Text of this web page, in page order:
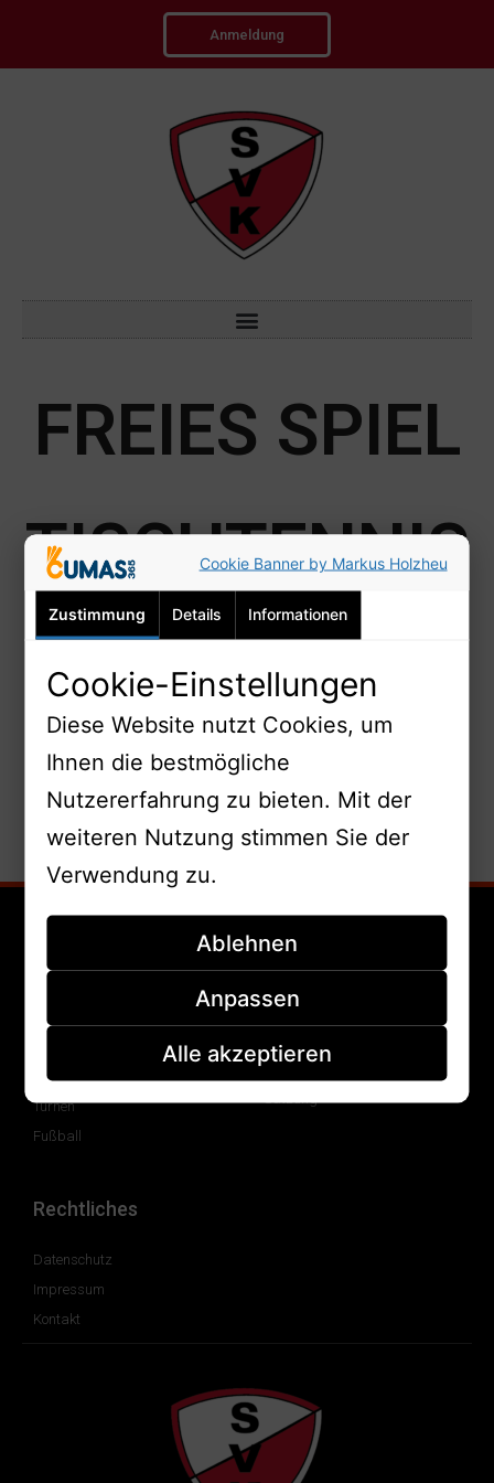
Anmeldung
FREIES SPIEL
TISCHTENNIS
AB
31.03.2017
Sportschützen
Tennis
Turnen
Fußball
Verein
Geschichte
Beitragsordnung
Satzung
Rechtliches
Datenschutz
Impressum
Kontakt
Cookie Banner by Markus Holzheu
Zustimmung Details Informationen
Cookie-Einstellungen
Diese Website nutzt Cookies, um
Ihnen die bestmögliche
Nutzererfahrung zu bieten. Mit der
weiteren Nutzung stimmen Sie der
Verwendung zu.
Ablehnen
Anpassen
Alle akzeptieren